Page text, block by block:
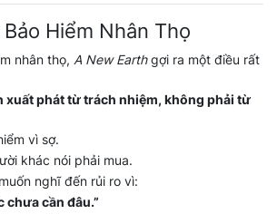
Hiểm Nhân Thọ
nhân thọ, A New Earthgợi ra một điều rất
xuất phát từ trách nhiệm, không phải từ
vì sợ.
khác nói phải mua.
nghĩ đến rủi ro vì:
chưa cần đâu.”